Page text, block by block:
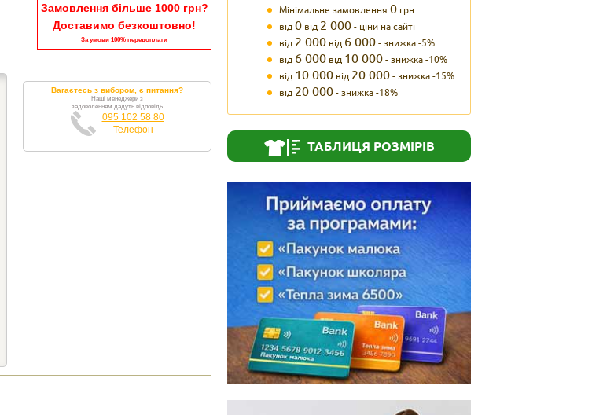
Мінімальне замовлення 0 грн
від0 від 2 000- ціни на сайті
від 2 000 від 6 000- знижка -5%
від 6 000 від 10 000- знижка -10%
від 10 000 від 20 000- знижка -15%
від 20 000- знижка -18%
ТАБЛИЦЯ РОЗМІРІВ
Замовлення більше 1000 грн?
Доставимо безкоштовно!
За умови 100% передоплати
Вагаєтесь з вибором, є питання?
Наші менеджери з
задоволенням дадуть відповідь
095 102 58 80
Телефон